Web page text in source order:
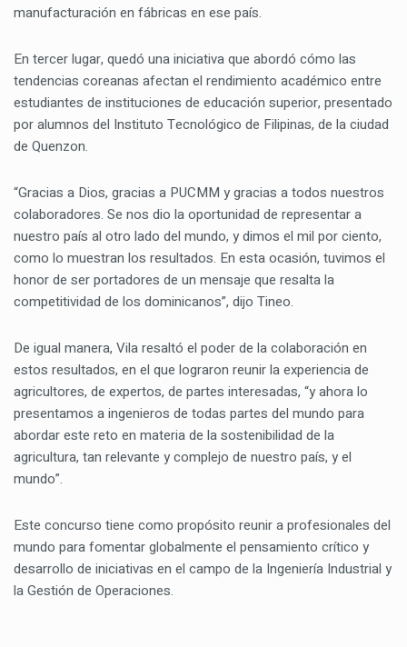
manufacturación en fábricas en ese país.
En tercer lugar, quedó una iniciativa que abordó cómo las
tendencias coreanas afectan el rendimiento académico entre
estudiantes de instituciones de educación superior, presentado
por alumnos del Instituto Tecnológico de Filipinas, de la ciudad
de Quenzon.
“Gracias a Dios, gracias a PUCMM y gracias a todos nuestros
colaboradores. Se nos dio la oportunidad de representar a
nuestro país al otro lado del mundo, y dimos el mil por ciento,
como lo muestran los resultados. En esta ocasión, tuvimos el
honor de ser portadores de un mensaje que resalta la
competitividad de los dominicanos”, dijo Tineo.
De igual manera, Vila resaltó el poder de la colaboración en
estos resultados, en el que lograron reunir la experiencia de
agricultores, de expertos, de partes interesadas, “y ahora lo
presentamos a ingenieros de todas partes del mundo para
abordar este reto en materia de la sostenibilidad de la
agricultura, tan relevante y complejo de nuestro país, y el
mundo”.
Este concurso tiene como propósito reunir a profesionales del
mundo para fomentar globalmente el pensamiento crítico y
desarrollo de iniciativas en el campo de la Ingeniería Industrial y
la Gestión de Operaciones.